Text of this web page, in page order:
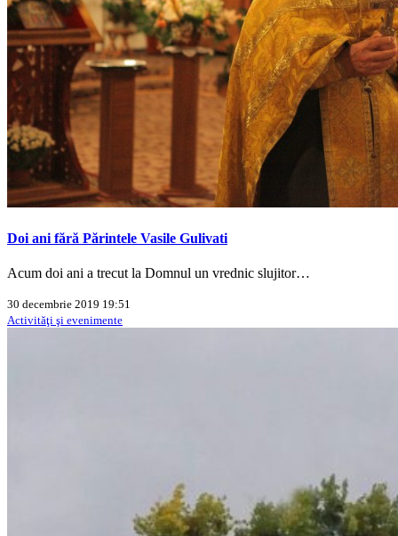
Doi ani fără Părintele Vasile Gulivati
Acum doi ani a trecut la Domnul un vrednic slujitor…
30 decembrie 2019 19:51
Activităţi şi evenimente